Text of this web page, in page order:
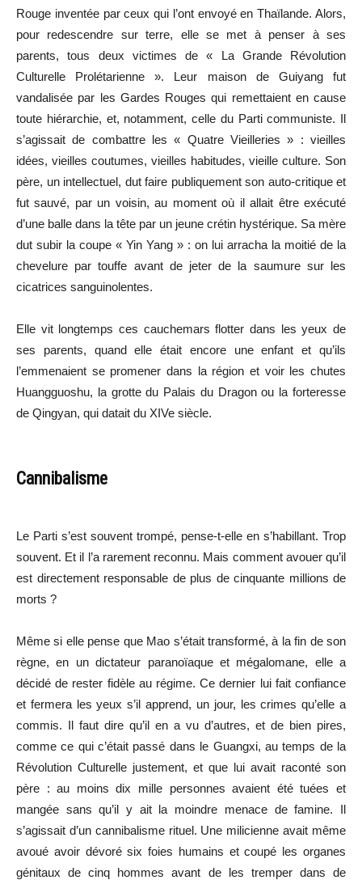
Rouge inventée par ceux qui l’ont envoyé en Thaïlande. Alors,
pour redescendre sur terre, elle se met à penser à ses
parents, tous deux victimes de « La Grande Révolution
Culturelle Prolétarienne ». Leur maison de Guiyang fut
vandalisée par les Gardes Rouges qui remettaient en cause
toute hiérarchie, et, notamment, celle du Parti communiste. Il
s’agissait de combattre les « Quatre Vieilleries » : vieilles
idées, vieilles coutumes, vieilles habitudes, vieille culture. Son
père, un intellectuel, dut faire publiquement son auto-critique et
fut sauvé, par un voisin, au moment où il allait être exécuté
d’une balle dans la tête par un jeune crétin hystérique. Sa mère
dut subir la coupe « Yin Yang » : on lui arracha la moitié de la
chevelure par touffe avant de jeter de la saumure sur les
cicatrices sanguinolentes.
Elle vit longtemps ces cauchemars flotter dans les yeux de
ses parents, quand elle était encore une enfant et qu’ils
l’emmenaient se promener dans la région et voir les chutes
Huangguoshu, la grotte du Palais du Dragon ou la forteresse
de Qingyan, qui datait du XIVe siècle.
Cannibalisme
Le Parti s’est souvent trompé, pense-t-elle en s’habillant. Trop
souvent. Et il l’a rarement reconnu. Mais comment avouer qu’il
est directement responsable de plus de cinquante millions de
morts ?
Même si elle pense que Mao s’était transformé, à la fin de son
règne, en un dictateur paranoïaque et mégalomane, elle a
décidé de rester fidèle au régime. Ce dernier lui fait confiance
et fermera les yeux s’il apprend, un jour, les crimes qu’elle a
commis. Il faut dire qu’il en a vu d’autres, et de bien pires,
comme ce qui c’était passé dans le Guangxi, au temps de la
Révolution Culturelle justement, et que lui avait raconté son
père : au moins dix mille personnes avaient été tuées et
mangée sans qu’il y ait la moindre menace de famine. Il
s’agissait d’un cannibalisme rituel. Une milicienne avait même
avoué avoir dévoré six foies humains et coupé les organes
génitaux de cinq hommes avant de les tremper dans de